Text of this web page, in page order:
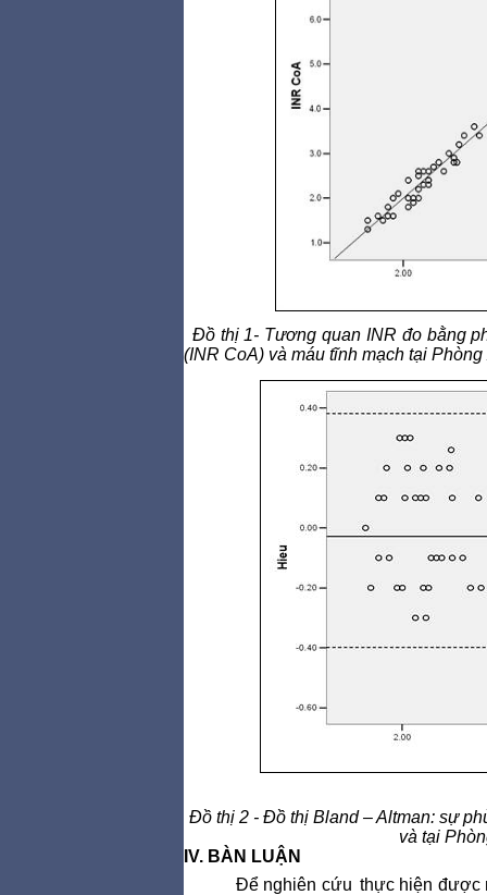
Đồ thị 1- Tương quan INR đo bằng
(INR CoA) và máu tĩnh mạch tại
Đồ thị 2 - Đồ thị Bland – Altman: sự
và tại
IV. BÀN LUẬN
Để nghiên cứu thực hiện được